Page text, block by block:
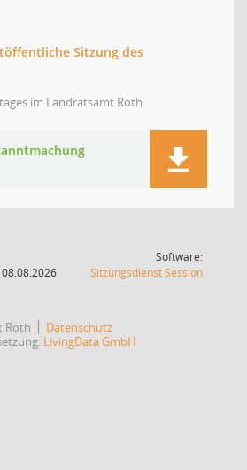
Sitzung des
im Landratsamt Roth
Software:
SitzungsdienstSession(Wird in
Roth
Datenschutz
LivingData GmbH